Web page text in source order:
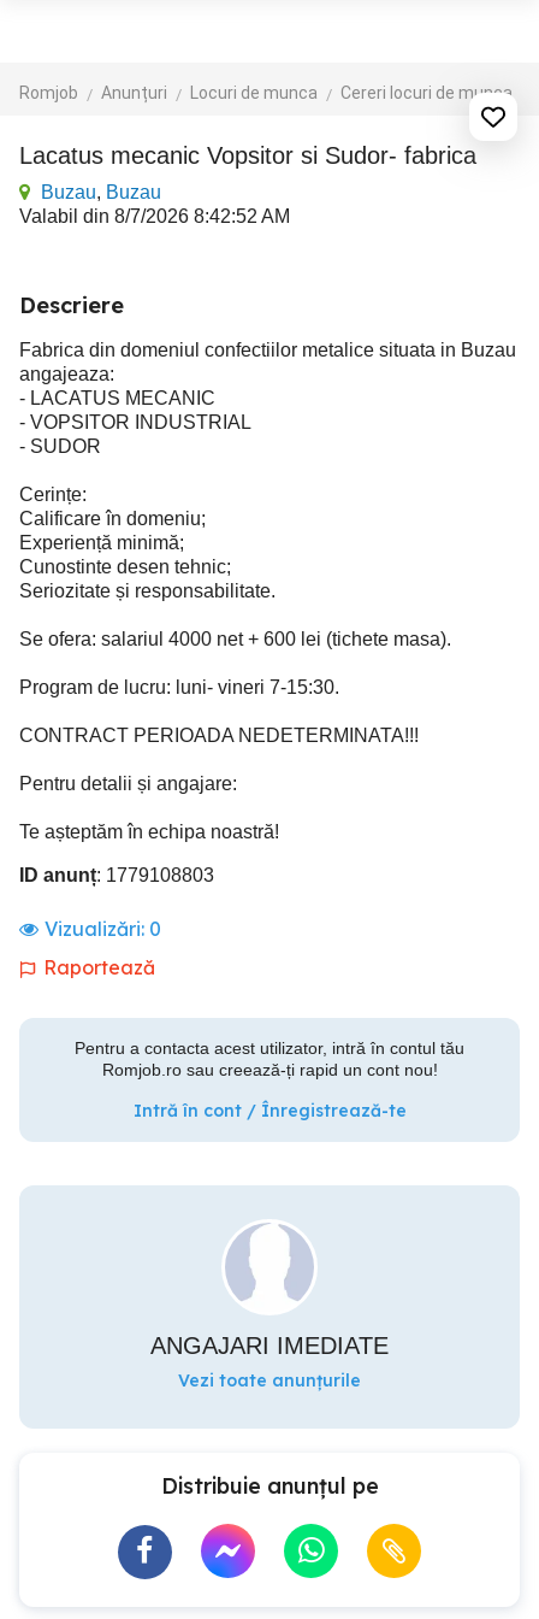
Romjob Anunțuri Locuri de munca Cereri locuri de munca
Lacatus mecanic Vopsitor si Sudor- fabrica
Buzau, Buzau
Valabil din 8/7/2026 8:42:52 AM
Descriere
Fabrica din domeniul confectiilor metalice situata in Buzau
angajeaza:
- LACATUS MECANIC
- VOPSITOR INDUSTRIAL
- SUDOR
Cerințe:
Calificare în domeniu;
Experiență minimă;
Cunostinte desen tehnic;
Seriozitate și responsabilitate.
Se ofera: salariul 4000 net + 600 lei (tichete masa).
Program de lucru: luni- vineri 7-15:30.
CONTRACT PERIOADA NEDETERMINATA!!!
Pentru detalii și angajare:
Te așteptăm în echipa noastră!
ID anunț: 1779108803
Vizualizări: 0
Raportează
Pentru a contacta acest utilizator, intră în contul tău
Romjob.ro sau creează-ți rapid un cont nou!
Intră în cont / Înregistrează-te
ANGAJARI IMEDIATE
Vezi toate anunțurile
Distribuie anunțul pe